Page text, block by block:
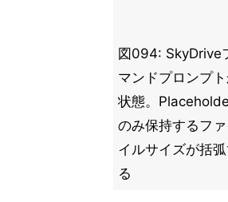
図094: SkyDrive
マンドプロンプ
状態。
のみ保持するフ
イルサイズが括
る